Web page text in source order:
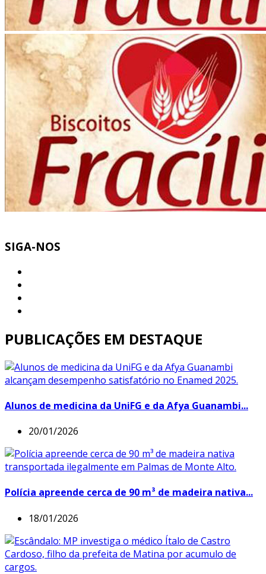
SIGA-NOS
PUBLICAÇÕES EM DESTAQUE
Alunos de medicina da UniFG e da Afya Guanambi...
20/01/2026
Polícia apreende cerca de 90 m³ de madeira nativa...
18/01/2026